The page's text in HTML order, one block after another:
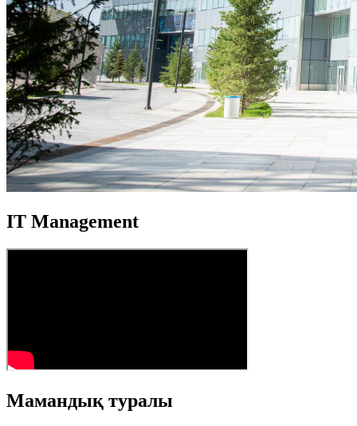
IT Management
Мамандық туралы